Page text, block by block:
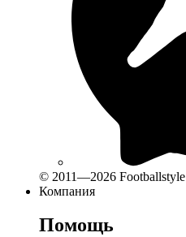
© 2011—2026 Footballstyle
Компания
Помощь